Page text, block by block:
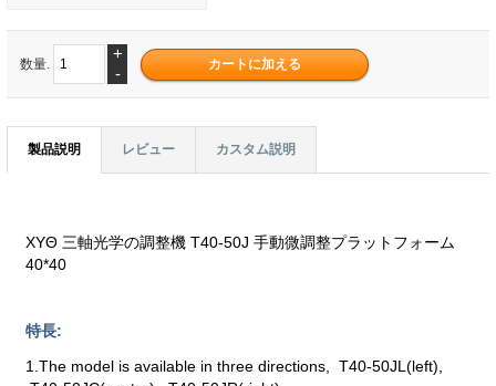
数量.
+
-
製品説明 レビュー カスタム説明
XYΘ 三軸光学の調整機 T40-50J 手動微調整プラットフォーム
40*40
特長:
1.The model is available in three directions, T40-50JL(left),